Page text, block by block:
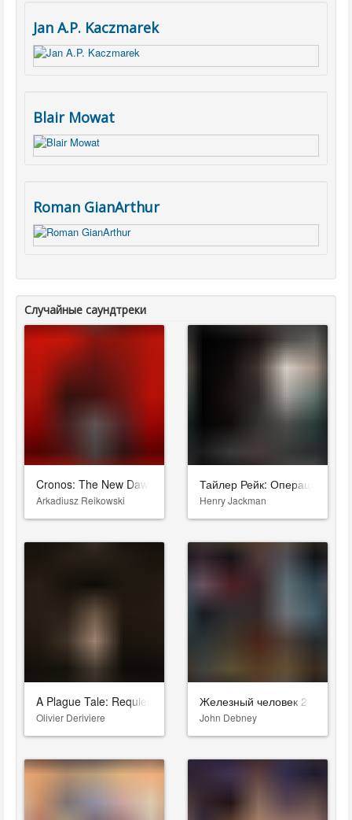
Jan A.P. Kaczmarek
Blair Mowat
Roman GianArthur
Случайные саундтреки
Cronos: The New Dawn
Arkadiusz Reikowski
Тайлер Рейк: Операция по
Henry Jackman
A Plague Tale: Requiem
Olivier Deriviere
Железный человек 2
John Debney